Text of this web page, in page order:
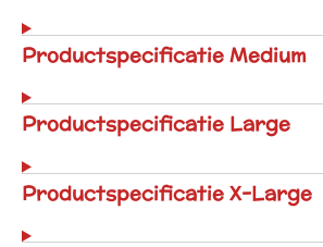
Productspecificatie Medium
Productspecificatie Large
Productspecificatie X-Large